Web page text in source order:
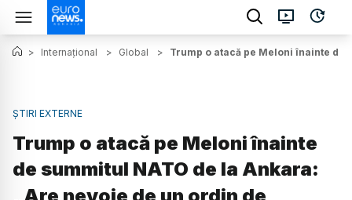
> Internațional > Global > Trump o atacă pe Meloni înainte de
ȘTIRI EXTERNE
Trump o atacă pe Meloni înainte
de summitul NATO de la Ankara: